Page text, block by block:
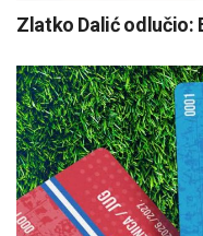
Zlatko Dalić odlučio: